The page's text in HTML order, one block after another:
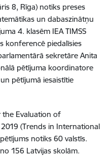
8, Rīga) notiks preses
un dabaszinātņu
4. klasēm IEA TIMSS
konferencē piedalīsies
sekretāre Anita
pētījuma koordinatore
pētījumā iesaistītie
the Evaluation of
(Trends in International
notiks 60 valstīs.
156 Latvijas skolām.